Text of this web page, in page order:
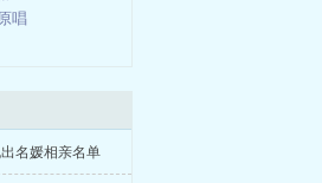
唱
名媛相亲名单